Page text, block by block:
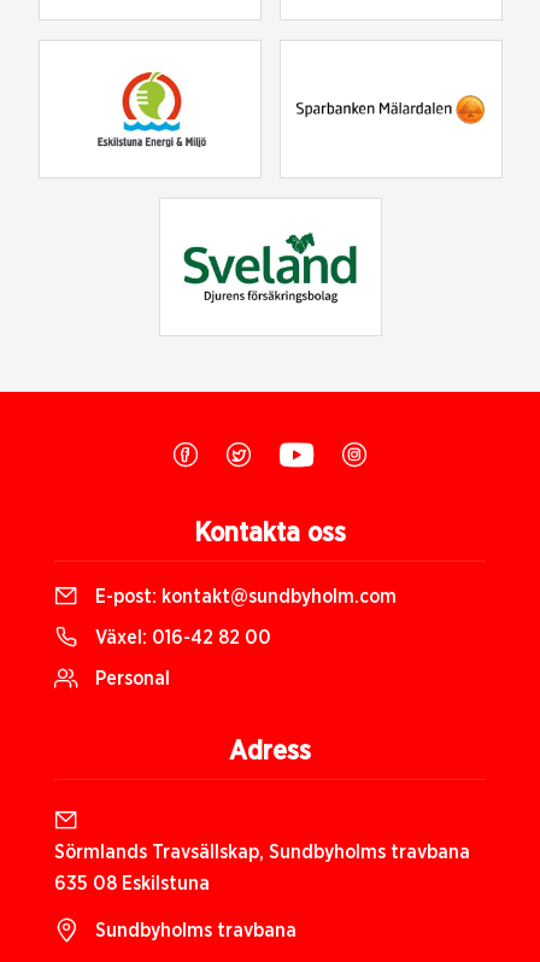
Kontakta oss
E-post: kontakt@sundbyholm.com
Växel: 016-42 82 00
Personal
Adress
Sörmlands Travsällskap, Sundbyholms travbana
635 08 Eskilstuna
Sundbyholms travbana